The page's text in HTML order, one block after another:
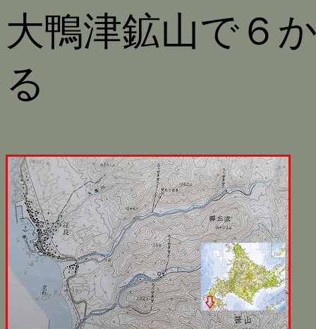
大鴨津鉱山で６
る